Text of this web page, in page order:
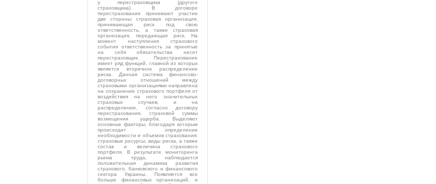
у перестраховщика (другого
страховщика). В договоре
перестрахования принимают участие
две стороны: страховая организация,
принимающая риск под свою
ответственность, а также страховая
организация, передающая риск. На
момент наступления страхового
события ответственность за принятые
на себя обязательства несет
перестраховщик. Перестрахование
имеет ряд функций, главной из которых
является вторичное распределение
риска. Данная система финансово-
договорных отношений между
страховыми организациями направлена
на сохранение страхового портфеля от
воздействия на него значительных
страховых случаев, и на
распределение, согласно договору
перестрахования, страховой суммы
возмещения ущерба. Выделяют
основные факторы, благодаря которым
происходит определение
необходимости и объемов страхования:
страховые ресурсы, виды риска, а также
состав и величина страхового
портфеля. В результате мониторинга
рынка труда, наблюдается
положительная динамика развития
страхового, банковского и финансового
сектора Украины. Появляется все
больше финансовых организаций, и